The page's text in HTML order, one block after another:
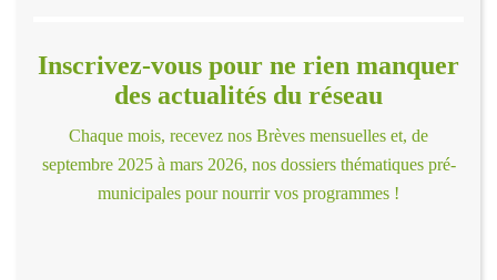
Inscrivez-vous pour ne rien manquer
des actualités du réseau
Chaque mois, recevez nos Brèves mensuelles et, de
septembre 2025 à mars 2026, nos dossiers thématiques pré-
municipales pour nourrir vos programmes !